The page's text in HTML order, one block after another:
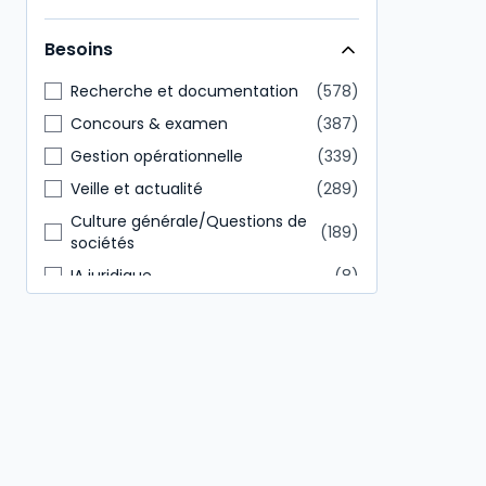
Direction générale
146
Tout public
85
Besoins
Recherche et documentation
578
Concours & examen
387
Gestion opérationnelle
339
Veille et actualité
289
Culture générale/Questions de
sociétés
189
IA juridique
8